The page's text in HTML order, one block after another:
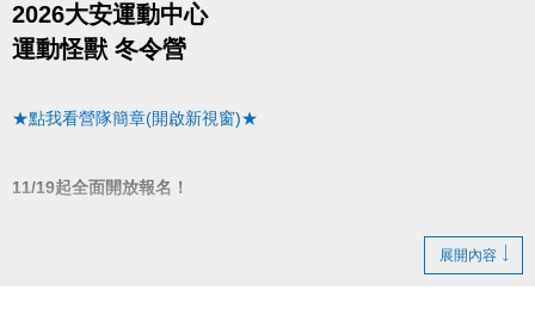
2026大安運動中心
運動怪獸 冬令營
★點我看營隊簡章(開啟新視窗)★
11/19起全面開放報名！
展開內容